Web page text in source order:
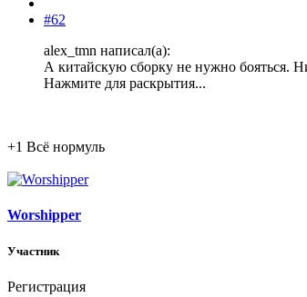
#62
alex_tmn написал(а):
А китайскую сборку не нужно бояться.
Нажмите для раскрытия...
+1 Всё нормуль
Worshipper
Участник
Регистрация